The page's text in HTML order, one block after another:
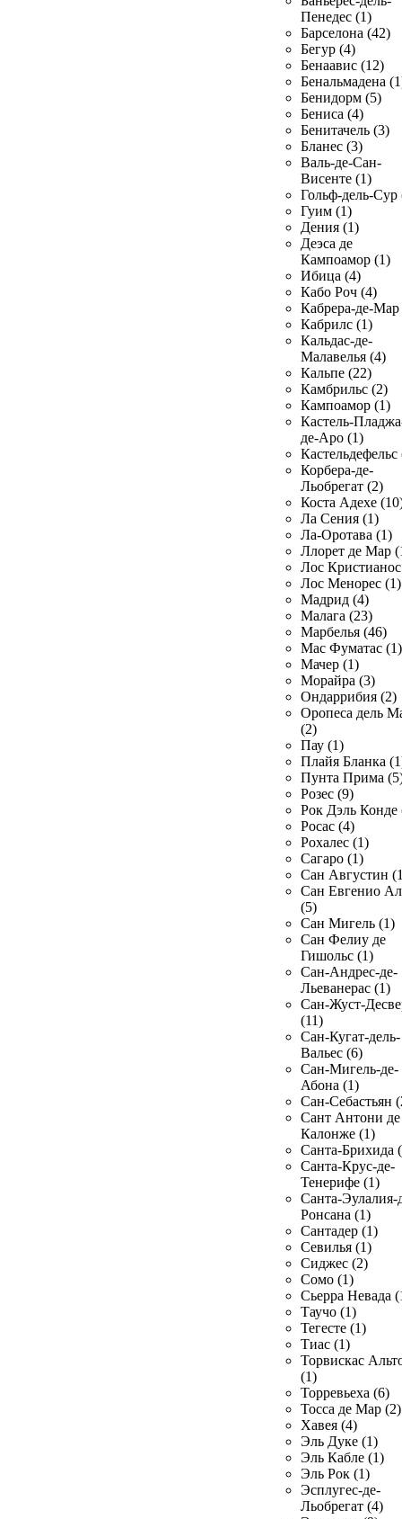
Пенедес (1)
Барселона (42)
Бегур (4)
Бенаавис (12)
Бенальмадена
Бенидорм (5)
Бениса (4)
Бенитачель (3)
Бланес (3)
Валь-де-Сан-
Висенте (1)
Гольф-дель-Сур
Гуим (1)
Дения (1)
Деэса де
Кампоамор (1)
Ибица (4)
Кабо Роч (4)
Кабрера-де-Мар
Кабрилс (1)
Кальдас-де-
Малавелья (4)
Кальпе (22)
Камбрильс (2)
Кампоамор (1)
Кастель-
де-Аро (1)
Кастельдефельс
Корбера-де-
Льобрегат (2)
Коста Адехе
Ла Сения (1)
Ла-Оротава (1)
Ллорет де Мар
Лос
Лос Менорес (1)
Мадрид (4)
Малага (23)
Марбелья (46)
Мас Фуматас (1)
Мачер (1)
Морайра (3)
Ондаррибия (2)
Оропеса дель
(2)
Пау (1)
Плайя Бланка
Пунта Прима
Розес (9)
Рок Дэль Конде
Росас (4)
Рохалес (1)
Сагаро (1)
Сан Августин
Сан Евгенио
(5)
Сан Мигель (1)
Сан Фелиу де
Гишольс (1)
Сан-Андрес-де-
Льеванерас (1)
Сан-Жуст-
(11)
Сан-Кугат-дель-
Вальес (6)
Сан-Мигель-де-
Абона (1)
Сан-Себастьян
Сант Антони де
Калонже (1)
Санта-Брихида
Санта-Крус-де-
Тенерифе (1)
Санта-Эулалия-
Ронсана (1)
Сантадер (1)
Севилья (1)
Сиджес (2)
Сомо (1)
Сьерра Невада
Таучо (1)
Тегесте (1)
Тиас (1)
Торвискас
(1)
Торревьеха (6)
Тосса де Мар (2)
Хавея (4)
Эль Дуке (1)
Эль Кабле (1)
Эль Рок (1)
Эсплугес-де-
Льобрегат (4)